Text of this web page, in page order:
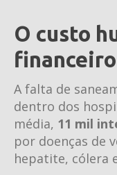
O custo
A falta de
dentro dos
média, 11 mil
por doenças de
hepatite, cólera